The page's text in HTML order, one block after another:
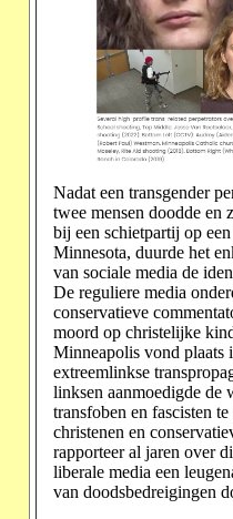
Nadat een transgender
twee mensen doodde en
bij een schietpartij op
Minnesota, duurde het
van sociale media de
De reguliere media
conservatieve
moord op christelijke
Minneapolis vond plaats
extreemlinkse
linksen aanmoedigde de
transfoben en fascisten
christenen en
rapporteer al jaren over
liberale media een
van doodsbedreigingen